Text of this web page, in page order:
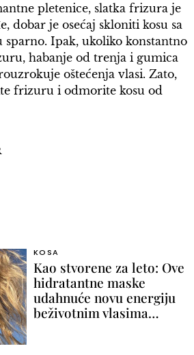
pletenice, slatka frizura je
dobar je osećaj skloniti kosu sa
sparno. Ipak, ukoliko konstantno
habanje od trenja i gumica
oštećenja vlasi. Zato,
frizuru i odmorite kosu od
KOSA
Kao stvorene za leto: Ove
hidratantne maske
udahnuće novu energiju
beživotnim vlasima…